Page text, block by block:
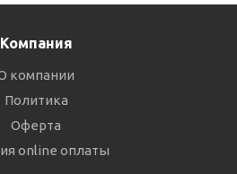
Компания
компании
Политика
Оферта
online оплаты